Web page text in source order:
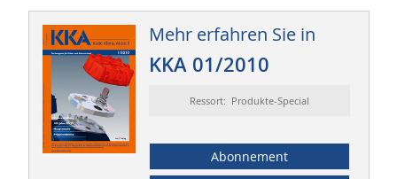
Mehr erfahren Sie in
KKA 01/2010
Ressort: Produkte-Special
Abonnement